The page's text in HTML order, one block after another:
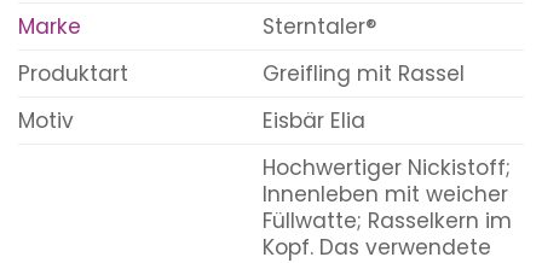
Marke
Sterntaler®
Produktart
Greifling mit Rassel
Motiv
Eisbär Elia
Hochwertiger Nickistoff;
Innenleben mit weicher
Füllwatte; Rasselkern im
Kopf. Das verwendete